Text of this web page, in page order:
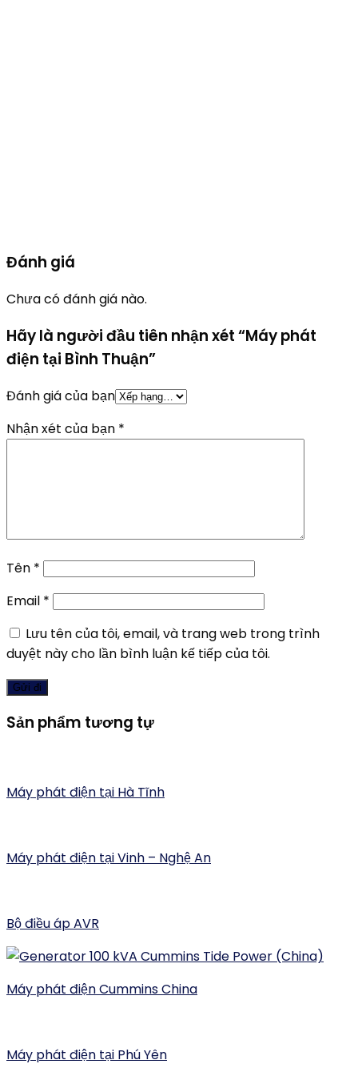
Đánh giá
Chưa có đánh giá nào.
Hãy là người đầu tiên nhận xét “Máy phát
điện tại Bình Thuận”
Đánh giá của bạn
Nhận xét của bạn *
Tên *
Email *
Lưu tên của tôi, email, và trang web trong trình
duyệt này cho lần bình luận kế tiếp của tôi.
Sản phẩm tương tự
Máy phát điện tại Hà Tĩnh
Máy phát điện tại Vinh – Nghệ An
Bộ điều áp AVR
Máy phát điện Cummins China
Máy phát điện tại Phú Yên